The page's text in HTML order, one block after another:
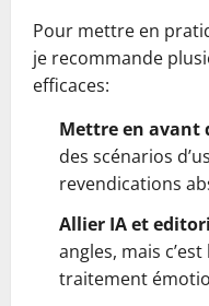
Pour mettre en
je recommande
efficaces:
Mettre en avant
des scénarios
revendications
Allier IA et
angles, mais
traitement